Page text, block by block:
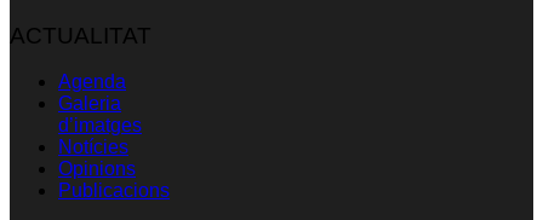
ACTUALITAT
Agenda
Galeria
d’imatges
Notícies
Opinions
Publicacions